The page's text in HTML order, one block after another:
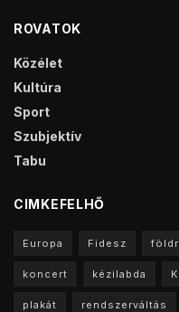
ROVATOK
Közélet
Kultúra
Sport
Szubjektív
Tabu
CIMKEFELHŐ
Europa Fidesz
koncert kézilabda
plakát rendszerváltás